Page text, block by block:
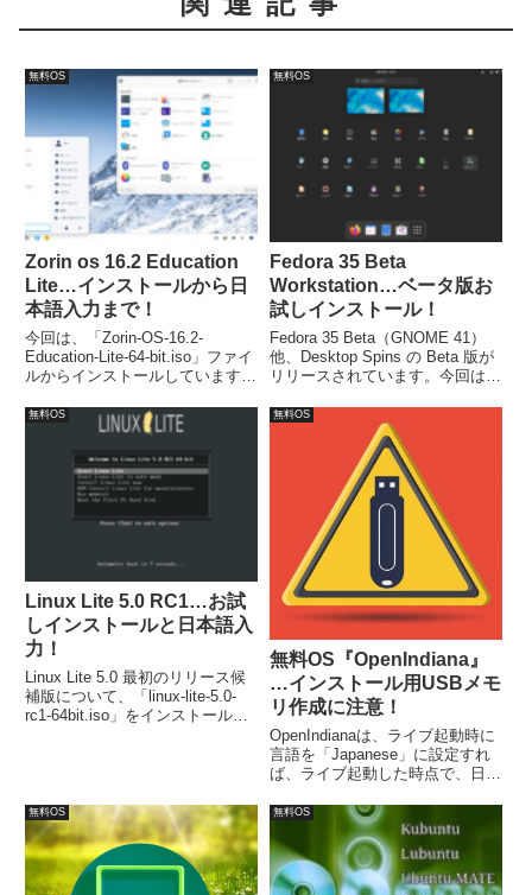
無料OS
Zorin os 16.2 Education
Lite…インストールから日
本語入力まで！
今回は、「Zorin-OS-16.2-
Education-Lite-64-bit.iso」ファイ
ルからインストールしています。
にインストールが完了し、再起動
後は日本語入力が可能になりま
無料OS
Fedora 35 Beta
Workstation…ベータ版お
試しインストール！
Fedora 35 Beta（GNOME 41）
他、Desktop Spins の Beta 版が
リリースされています。今回は
x86_64-35_Beta-1.2.iso」をイン
ストールしました。
無料OS
Linux Lite 5.0 RC1…お試
しインストールと日本語入
力！
Linux Lite 5.0 最初のリリース候
補版について、「linux-lite-5.0-
rc1-64bit.iso」をインストールし
す。
無料OS
無料OS『OpenIndiana』
…インストール用USBメモ
リ作成に注意！
OpenIndianaは、ライブ起動時に
言語を「Japanese」に設定すれ
ば、ライブ起動した時点で、日本
入力まで可能です。ただし、イン
ストール用のUSBメモリ作成に
は注意が必要で、「.usb」ファイ
ルを「Win32 Disk Imager」で書
き込みます。
無料OS 無料OS